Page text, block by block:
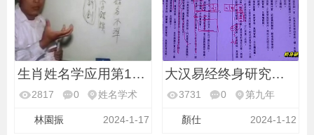
生肖姓名学应用第15堂
2817 0 姓名学术
林園振 2024-1-17
大汉易经终身研究班第
3731 0 第九年
顏仕 2024-1-12